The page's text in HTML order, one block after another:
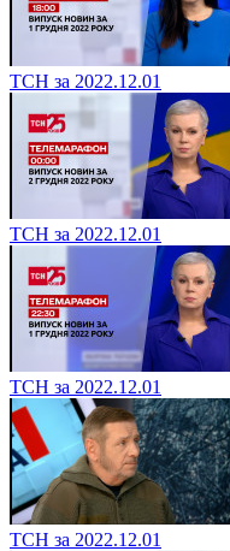
ТСН за 2022.12.01
ТСН за 2022.12.01
ТСН за 2022.12.01
ТСН за 2022.12.01